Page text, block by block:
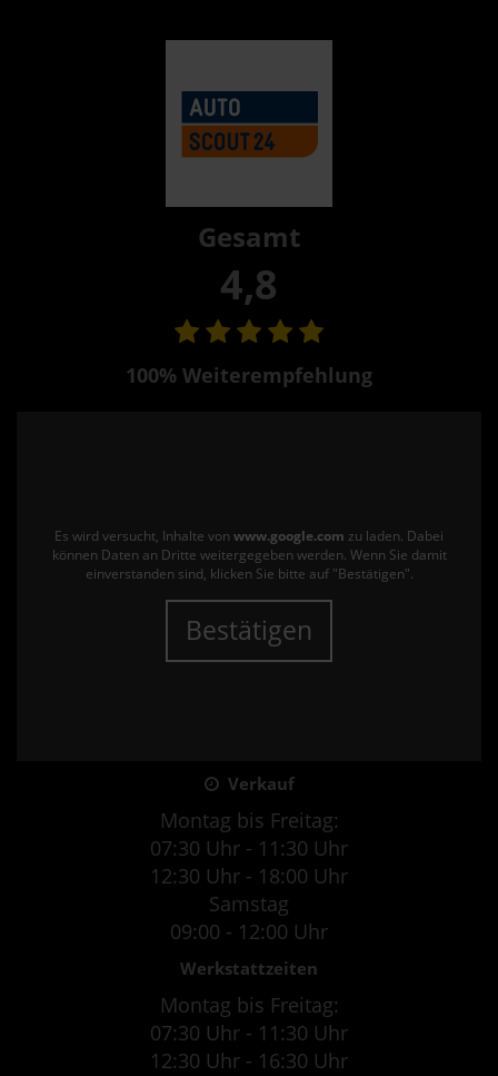
Gesamt
4,8
100% Weiterempfehlung
Es wird versucht, Inhalte von www.google.com zu laden. Dabei
können Daten an Dritte weitergegeben werden. Wenn Sie damit
einverstanden sind, klicken Sie bitte auf "Bestätigen".
Bestätigen
Verkauf
Montag bis Freitag:
07:30 Uhr - 11:30 Uhr
12:30 Uhr - 18:00 Uhr
Samstag
09:00 - 12:00 Uhr
Werkstattzeiten
Montag bis Freitag:
07:30 Uhr - 11:30 Uhr
12:30 Uhr - 16:30 Uhr